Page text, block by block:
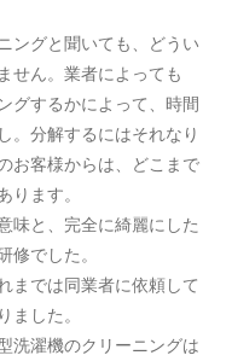
ングと聞いても、どうい
せん。業者によっても
グするかによって、時間
。分解するにはそれなり
お客様からは、どこまで
ます。
味と、完全に綺麗にした
でした。
までは同業者に依頼して
した。
洗濯機のクリーニングは